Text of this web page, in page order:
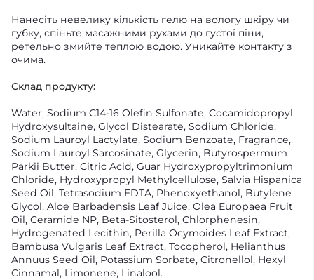
Нанесіть невелику кількість гелю на вологу шкіру чи
губку, спіньте масажними рухами до густої піни,
ретельно змийте теплою водою. Уникайте контакту з
очима.
Склад продукту:
Water, Sodium C14-16 Olefin Sulfonate, Cocamidopropyl
Hydroxysultaine, Glycol Distearate, Sodium Chloride,
Sodium Lauroyl Lactylate, Sodium Benzoate, Fragrance,
Sodium Lauroyl Sarcosinate, Glycerin, Butyrospermum
Parkii Butter, Citric Acid, Guar Hydroxypropyltrimonium
Chloride, Hydroxypropyl Methylcellulose, Salvia Hispanica
Seed Oil, Tetrasodium EDTA, Phenoxyethanol, Butylene
Glycol, Aloe Barbadensis Leaf Juice, Olea Europaea Fruit
Oil, Ceramide NP, Beta-Sitosterol, Chlorphenesin,
Hydrogenated Lecithin, Perilla Ocymoides Leaf Extract,
Bambusa Vulgaris Leaf Extract, Tocopherol, Helianthus
Annuus Seed Oil, Potassium Sorbate, Citronellol, Hexyl
Cinnamal, Limonene, Linalool.